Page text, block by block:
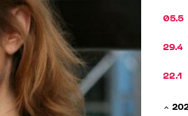
05.5
29.4
22.1